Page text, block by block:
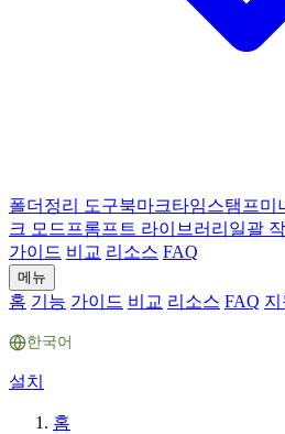
폴더 정리 도구북마크타임스탬프미
크 모드 프롬프트 라이브러리 일괄
가이드 비교 리소스 FAQ
메뉴
홈 기능 가이드 비교 리소스 FAQ 지
한국어
설치
홈